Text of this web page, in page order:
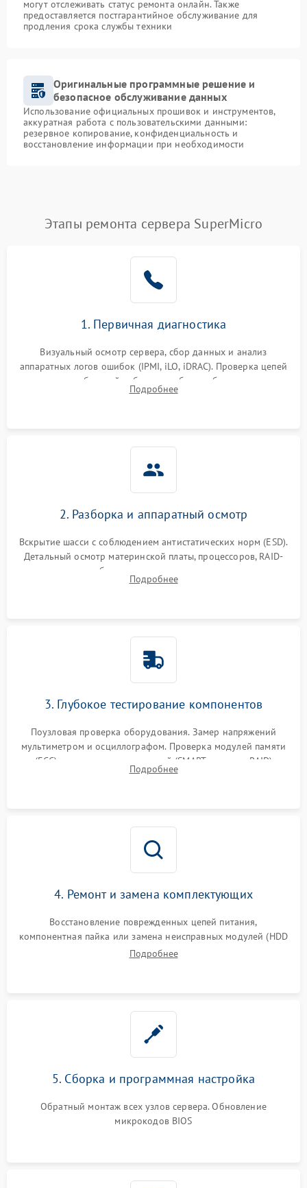
могут отслеживать статус ремонта онлайн. Также
предоставляется постгарантийное обслуживание для
продления срока службы техники
Оригинальные программные решение и
безопасное обслуживание данных
Использование официальных прошивок и инструментов,
аккуратная работа с пользовательскими данными:
резервное копирование, конфиденциальность и
восстановление информации при необходимости
Этапы ремонта сервера SuperMicro
1. Первичная диагностика
Визуальный осмотр сервера, сбор данных и анализ
аппаратных логов ошибок (IPMI, iLO, iDRAC). Проверка цепей
питания и базовой работоспособности без вскрытия
корпуса для быстрой локализации сбоя.
Подробнее
2. Разборка и аппаратный осмотр
Вскрытие шасси с соблюдением антистатических норм (ESD).
Детальный осмотр материнской платы, процессоров, RAID-
контроллеров и блоков питания на наличие термических
повреждений, прогаров или окислений.
Подробнее
3. Глубокое тестирование компонентов
Поузловая проверка оборудования. Замер напряжений
мультиметром и осциллографом. Проверка модулей памяти
(ECC) и состояния накопителей (SMART, массивы RAID)
специализированными диагностическими утилитами.
Подробнее
4. Ремонт и замена комплектующих
Восстановление поврежденных цепей питания,
компонентная пайка или замена неисправных модулей (HDD
Подробнее
5. Сборка и программная настройка
Обратный монтаж всех узлов сервера. Обновление
микрокодов BIOS